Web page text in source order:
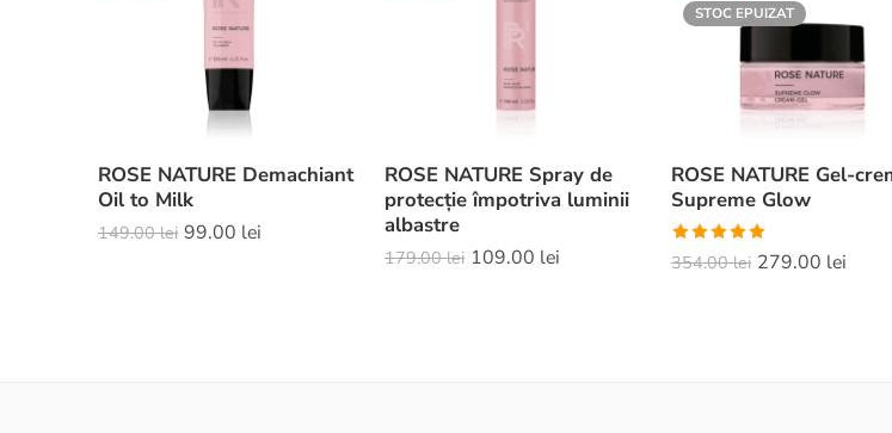
ROSE NATURE Demachiant
Oil to Milk
149.00lei 99.00 lei
ROSE NATURE Spray de
protecție împotriva luminii
albastre
179.00lei 109.00 lei
STOC EPUIZAT
ROSE NATURE Gel-
Supreme Glow
Evaluat la
5.00din 5
354.00lei 279.00 lei